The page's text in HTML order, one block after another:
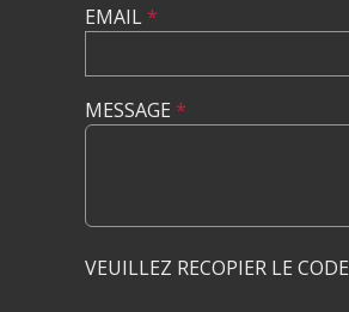
EMAIL*
MESSAGE *
VEUILLEZ RECOPIER LE CODE